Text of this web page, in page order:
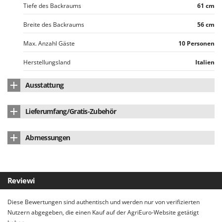
Spiralmac
Spring Protezione
Spyro
Stanley
Stiga
Stocker
Sunseeker
T
TecnoGen
Tenco
Tineco
Titania
Tiefe des Backraums 61 cm
Breite des Backraums 56 cm
Max. Anzahl Gäste 10 Personen
Herstellungsland Italien
Ausstattung
Feuerfester Innenboden ja
Typ mit feuerfester Beschichtung
Feuerfeste Kuppel
Entlüftungsventil
Lieferumfang/Gratis-Zubehör
Bedienungsanleitung ja
Abmessungen
Nettogewicht 236 kg
Verpackung Auf Palette
Reviewi
Diese Bewertungen sind authentisch und werden nur von verifizierten
Nutzern abgegeben, die einen Kauf auf der AgriEuro-Website getätigt